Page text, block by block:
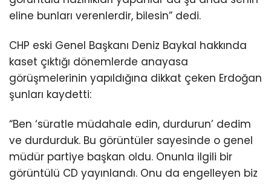
eline bunları verenlerdir, bilesin” dedi.
CHP eski Genel Başkanı Deniz Baykal hakkında
kaset çıktığı dönemlerde anayasa
görüşmelerinin yapıldığına dikkat çeken Erdoğan
şunları kaydetti:
“Ben ‘süratle müdahale edin, durdurun’ dedim
ve durdurduk. Bu görüntüler sayesinde o genel
müdür partiye başkan oldu. Onunla ilgili bir
görüntülü CD yayınlandı. Onu da engelleyen biz